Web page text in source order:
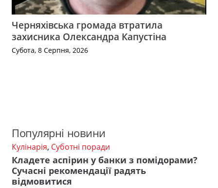
Черняхівська громада втратила
захисника Олександра Капустіна
Субота, 8 Серпня, 2026
Популярні новини
Кулінарія, Суботні поради
Кладете аспірин у банки з помідорами?
Сучасні рекомендації радять
відмовитися